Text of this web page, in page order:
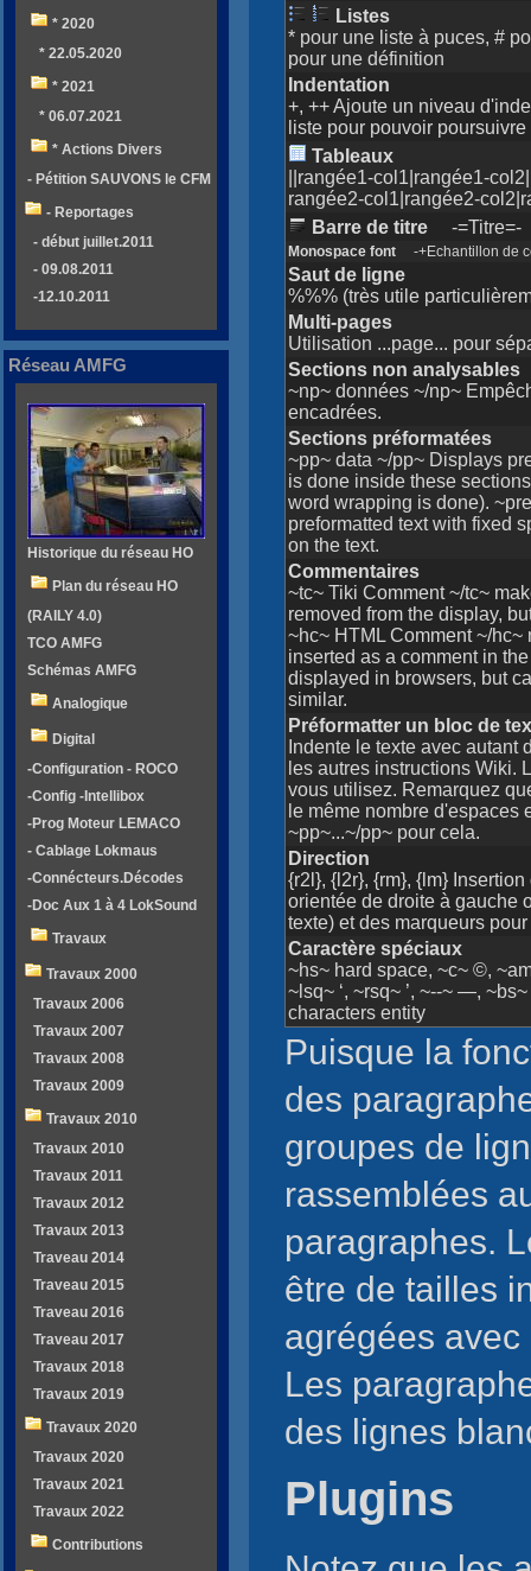
Listes
* pour une liste à puces, #
pour une définition
Indentation
+, ++ Ajoute un niveau
liste pour pouvoir
Tableaux
||rangée1-col1|rangée1-
rangée2-col1|rangée2-
Barre de titre -=Titre=-
Monospace font -+Echantillon de
Saut de ligne
%%% (très utile
Multi-pages
Utilisation ...page... pour
Sections non analysables
~np~ données ~/np~
encadrées.
Sections préformatées
~pp~ data ~/pp~ Displays
is done inside these
word wrapping is done).
preformatted text with fixed
on the text.
Commentaires
~tc~ Tiki Comment ~/tc~
removed from the display,
~hc~ HTML Comment ~/
inserted as a comment in
displayed in browsers, but
similar.
Préformatter un bloc de
Indente le texte avec
les autres instructions Wiki.
vous utilisez. Remarquez
le même nombre d'espaces
~pp~...~/pp~ pour cela.
Direction
{r2l}, {l2r}, {rm}, {lm}
orientée de droite à gauche
texte) et des marqueurs
Caractère spéciaux
~hs~ hard space, ~c~ ©,
~lsq~ ‘, ~rsq~ ’, ~--~ —,
characters entity
Puisque la
des
groupes de
rassemblées
paragraphes.
être de tailles
agrégées
Les
des lignes
Plugins
* 2020
* 22.05.2020
* 2021
* 06.07.2021
* Actions Divers
- Pétition SAUVONS le CFM
- Reportages
- début juillet.2011
- 09.08.2011
-12.10.2011
Réseau AMFG
Historique du réseau HO
Plan du réseau HO
(RAILY 4.0)
TCO AMFG
Schémas AMFG
Analogique
Digital
-Configuration - ROCO
-Config -Intellibox
-Prog Moteur LEMACO
- Cablage Lokmaus
-Connécteurs.Décodes
-Doc Aux 1 à 4 LokSound
Travaux
Travaux 2000
Travaux 2006
Travaux 2007
Travaux 2008
Travaux 2009
Travaux 2010
Travaux 2010
Travaux 2011
Travaux 2012
Travaux 2013
Traveau 2014
Traveau 2015
Traveau 2016
Traveau 2017
Travaux 2018
Travaux 2019
Travaux 2020
Travaux 2020
Travaux 2021
Travaux 2022
Contributions